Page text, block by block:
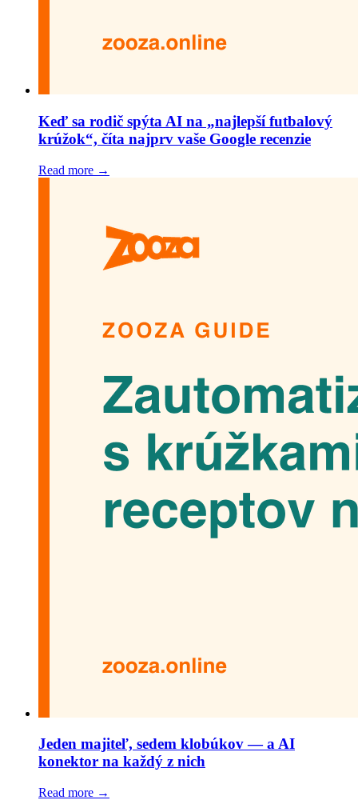
Keď sa rodič spýta AI na „najlepší futbalový
krúžok“, číta najprv vaše Google recenzie
Read more →
Jeden majiteľ, sedem klobúkov — a AI
konektor na každý z nich
Read more →